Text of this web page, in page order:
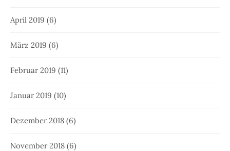
April 2019 (6)
März 2019 (6)
Februar 2019 (11)
Januar 2019 (10)
Dezember 2018 (6)
November 2018 (6)